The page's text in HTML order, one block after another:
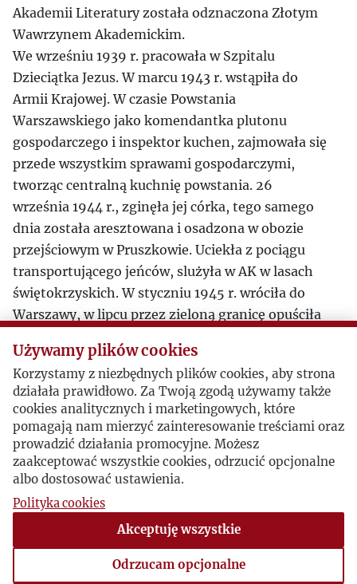
Akademii Literatury została odznaczona Złotym
Wawrzynem Akademickim.
We wrześniu 1939 r. pracowała w Szpitalu
Dzieciątka Jezus. W marcu 1943 r. wstąpiła do
Armii Krajowej. W czasie Powstania
Warszawskiego jako komendantka plutonu
gospodarczego i inspektor kuchen, zajmowała się
przede wszystkim sprawami gospodarczymi,
tworząc centralną kuchnię powstania. 26
września 1944 r., zginęła jej córka, tego samego
dnia została aresztowana i osadzona w obozie
przejściowym w Pruszkowie. Uciekła z pociągu
transportującego jeńców, slużyła w AK w lasach
świętokrzyskich. W styczniu 1945 r. wróciła do
Warszawy, w lipcu przez zieloną granicę opuściła
Jesienią 1945 r. Kuszelewska dotarła do Kairu i
rozpoczęła służbę w Kompanii Zapasowej
Pomocniczej Wojskowej Służbie Kobiet. W 1947 r.
przybyła do Londynu. Pisała i udzielała
prywatnych lekcji literatury i historii polski.
Po wojnie była żoną gen. Ludomiła Rayskiego.
TomKobiety, o ich roli w Powstaniu Warszawskim,
była jedną z pierwszych książek wydanych w
Rzymie przez Instytut Literacki. WKulturze
opublikowała kilka recencji.
Jest pochowana na cmentarzu South Ealing w
Używamy plików cookies
Korzystamy z niezbędnych plików cookies, aby strona
działała prawidłowo. Za Twoją zgodą używamy także
cookies analitycznych i marketingowych, które
pomagają nam mierzyć zainteresowanie treściami oraz
prowadzić działania promocyjne. Możesz
zaakceptować wszystkie cookies, odrzucić opcjonalne
albo dostosować ustawienia.
Polityka cookies
Akceptuję wszystkie
Odrzucam opcjonalne